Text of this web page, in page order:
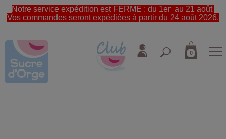
Notre service expédition est FERME : du 1er au 21 août
Vos commandes seront expédiées à partir du 24 août 2026.
0